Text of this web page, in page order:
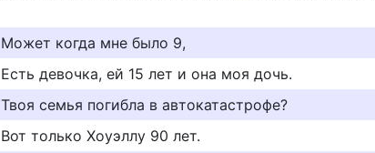
Может когда мне было 9,
Есть девочка, ей 15 лет и она моя дочь.
Твоя семья погибла в автокатастрофе?
Вот только Хоуэллу 90 лет.